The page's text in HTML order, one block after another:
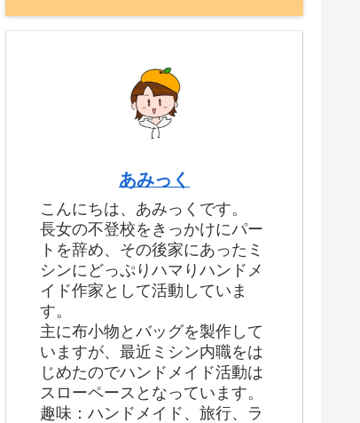
あみっく
こんにちは、あみっくです。
長女の不登校をきっかけにパー
トを辞め、その後家にあったミ
シンにどっぷりハマりハンドメ
イド作家として活動していま
す。
主に布小物とバッグを製作して
いますが、最近ミシン内職をは
じめたのでハンドメイド活動は
スローペースとなっています。
趣味：ハンドメイド、旅行、ラ